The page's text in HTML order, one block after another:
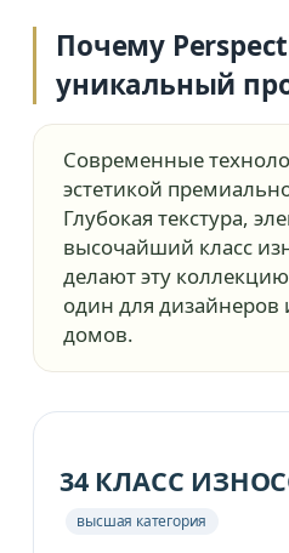
Почему
уникальный
Современные
эстетикой
Глубокая текстура,
высочайший класс
делают эту
один для дизайнеров
домов.
34 КЛАСС
высшая категория